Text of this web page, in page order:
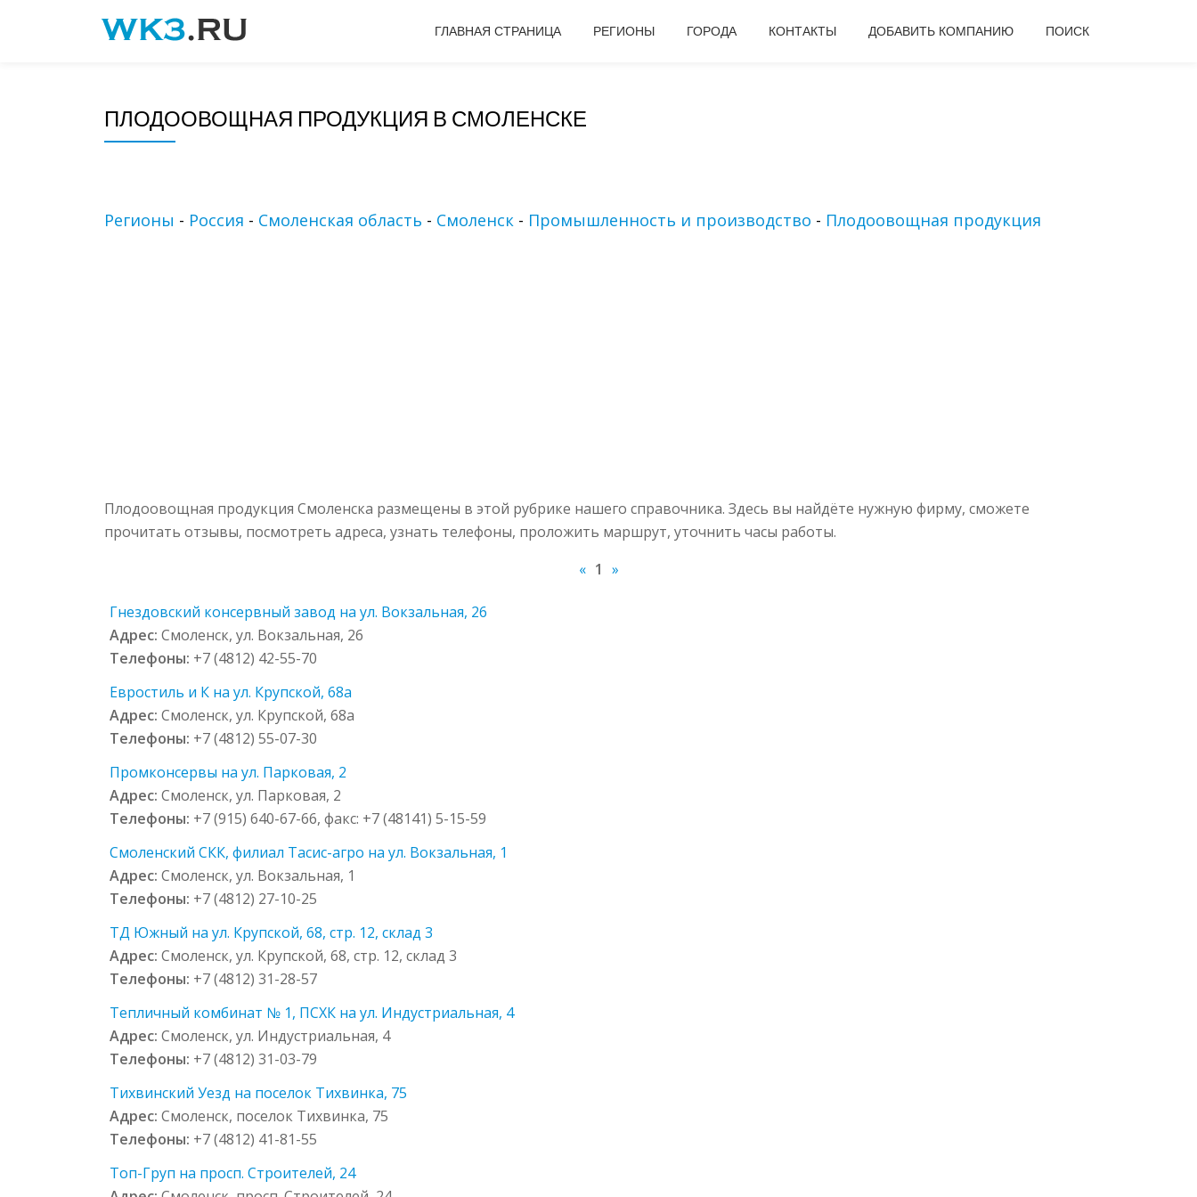
ГЛАВНАЯ СТРАНИЦА РЕГИОНЫ ГОРОДА КОНТАКТЫ ДОБАВИТЬ КОМПАНИЮ ПОИСК
ПЛОДООВОЩНАЯ ПРОДУКЦИЯ В СМОЛЕНСКЕ
Регионы - Россия - Смоленская область - Смоленск - Промышленность и производство - Плодоовощная продукция
Плодоовощная продукция Смоленска размещены в этой рубрике нашего справочника. Здесь вы найдёте нужную фирму, сможете
прочитать отзывы, посмотреть адреса, узнать телефоны, проложить маршрут, уточнить часы работы.
« 1 »
Гнездовский консервный завод на ул. Вокзальная, 26
Адрес:Смоленск, ул. Вокзальная, 26
Телефоны: +7 (4812) 42-55-70
Евростиль и К на ул. Крупской, 68а
Адрес:Смоленск, ул. Крупской, 68а
Телефоны: +7 (4812) 55-07-30
Промконсервы на ул. Парковая, 2
Адрес:Смоленск, ул. Парковая, 2
Телефоны: +7 (915) 640-67-66, факс: +7 (48141) 5-15-59
Смоленский СКК, филиал Тасис-агро на ул. Вокзальная, 1
Адрес:Смоленск, ул. Вокзальная, 1
Телефоны: +7 (4812) 27-10-25
ТД Южный на ул. Крупской, 68, стр. 12, склад 3
Адрес:Смоленск, ул. Крупской, 68, стр. 12, склад 3
Телефоны: +7 (4812) 31-28-57
Тепличный комбинат № 1, ПСХК на ул. Индустриальная, 4
Адрес:Смоленск, ул. Индустриальная, 4
Телефоны: +7 (4812) 31-03-79
Тихвинский Уезд на поселок Тихвинка, 75
Адрес:Смоленск, поселок Тихвинка, 75
Телефоны: +7 (4812) 41-81-55
Топ-Груп на просп. Строителей, 24